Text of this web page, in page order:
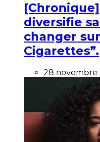
diversifie
changer
Cigarettes”.
28 novembre